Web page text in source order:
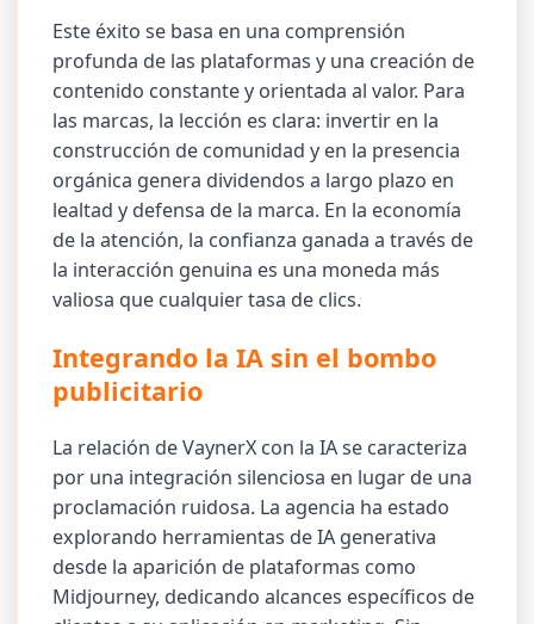
Este éxito se basa en una comprensión
profunda de las plataformas y una creación de
contenido constante y orientada al valor. Para
las marcas, la lección es clara: invertir en la
construcción de comunidad y en la presencia
orgánica genera dividendos a largo plazo en
lealtad y defensa de la marca. En la economía
de la atención, la confianza ganada a través de
la interacción genuina es una moneda más
valiosa que cualquier tasa de clics.
Integrando la IA sin el bombo
publicitario
La relación de VaynerX con la IA se caracteriza
por una integración silenciosa en lugar de una
proclamación ruidosa. La agencia ha estado
explorando herramientas de IA generativa
desde la aparición de plataformas como
Midjourney, dedicando alcances específicos de